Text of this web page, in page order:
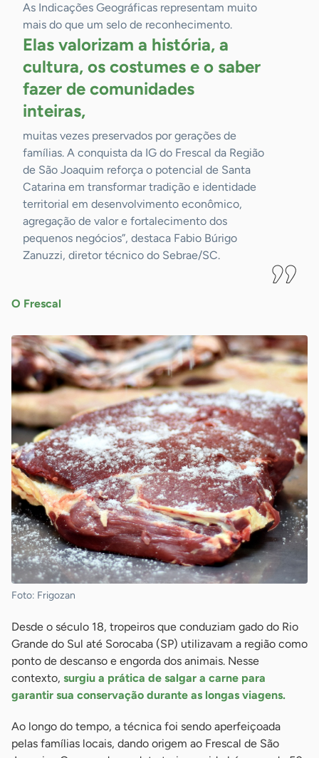
As Indicações Geográficas representam muito
mais do que um selo de reconhecimento.
Elas valorizam a história, a
cultura, os costumes e o saber
fazer de comunidades
inteiras,
muitas vezes preservados por gerações de
famílias. A conquista da IG do Frescal da Região
de São Joaquim reforça o potencial de Santa
Catarina em transformar tradição e identidade
territorial em desenvolvimento econômico,
agregação de valor e fortalecimento dos
pequenos negócios”, destaca Fabio Búrigo
Zanuzzi, diretor técnico do Sebrae/SC.
O Frescal
Foto: Frigozan
Desde o século 18, tropeiros que conduziam gado do Rio
Grande do Sul até Sorocaba (SP) utilizavam a região como
ponto de descanso e engorda dos animais. Nesse
contexto, surgiu a prática de salgar a carne para
garantir sua conservação durante as longas viagens.
Ao longo do tempo, a técnica foi sendo aperfeiçoada
pelas famílias locais, dando origem ao Frescal de São